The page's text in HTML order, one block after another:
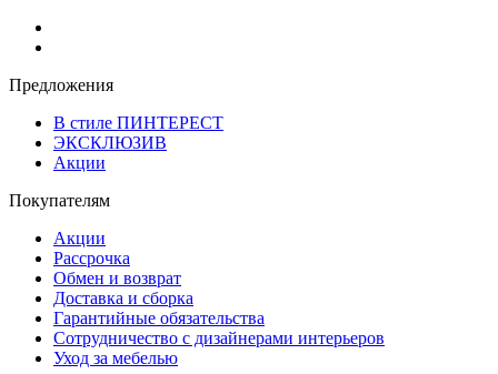
Предложения
В стиле ПИНТЕРЕСТ
ЭКСКЛЮЗИВ
Акции
Покупателям
Акции
Рассрочка
Обмен и возврат
Доставка и сборка
Гарантийные обязательства
Сотрудничество с дизайнерами интерьеров
Уход за мебелью